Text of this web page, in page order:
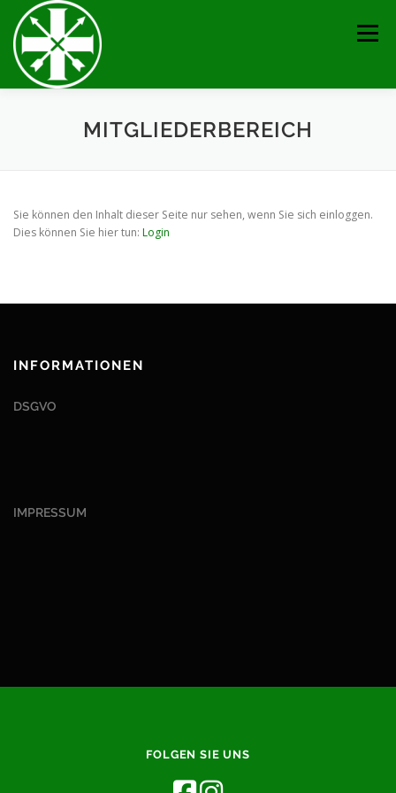
Inhalt
springen
Menü
AKTUELLES TERMINE BRUDERSCHAFT
MITGLIEDERBEREICH
Sie können den Inhalt dieser Seite nur sehen, wenn Sie sich einloggen.
Dies können Sie hier tun: Login
INFORMATIONEN
DSGVO
IMPRESSUM
FOLGEN SIE UNS